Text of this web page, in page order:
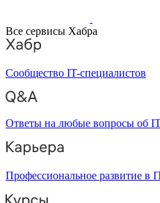
Все сервисы Хабра
Сообщество IT-специалистов
Ответы на любые вопросы об
Профессиональное развитие в